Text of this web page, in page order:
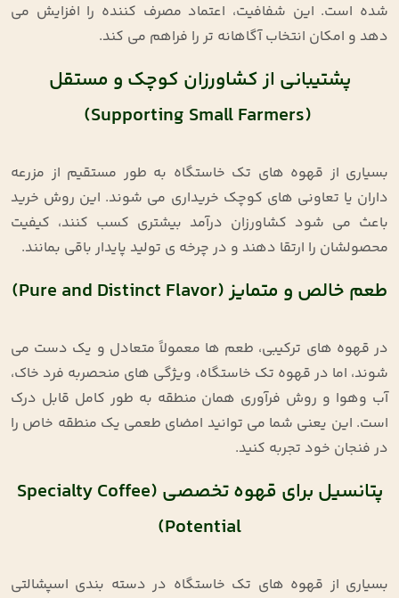
شده است. این شفافیت، اعتماد مصرف‌ کننده را افزایش می
‌دهد و امکان انتخاب آگاهانه ‌تر را فراهم می ‌کند.
پشتیبانی از کشاورزان کوچک و مستقل
(Supporting Small Farmers)
بسیاری از قهوه‌ های تک‌ خاستگاه به‌ طور مستقیم از مزرعه
‌داران یا تعاونی ‌های کوچک خریداری می ‌شوند. این روش خرید
باعث می ‌شود کشاورزان درآمد بیشتری کسب کنند، کیفیت
محصولشان را ارتقا دهند و در چرخه‌ ی تولید پایدار باقی بمانند.
طعم خالص و متمایز (Pure and Distinct Flavor)
در قهوه‌ های ترکیبی، طعم‌ ها معمولاً متعادل و یک‌ دست می‌
شوند، اما در قهوه تک‌ خاستگاه، ویژگی‌ های منحصر‌به ‌فرد خاک،
آب ‌وهوا و روش فرآوری همان منطقه به‌ طور کامل قابل درک
است. این یعنی شما می ‌توانید امضای طعمی یک منطقه خاص را
در فنجان خود تجربه کنید.
پتانسیل برای قهوه تخصصی (Specialty Coffee
Potential)
بسیاری از قهوه ‌های تک ‌خاستگاه در دسته ‌بندی اسپشالتی